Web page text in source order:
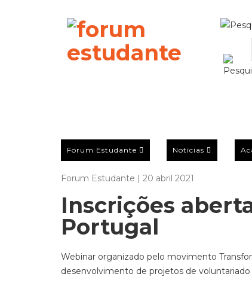
Forum Estudante Notícias
Forum Estudante | 20 abril 2021
Inscrições
Portugal
Webinar organizado pelo movimento
desenvolvimento de projetos de